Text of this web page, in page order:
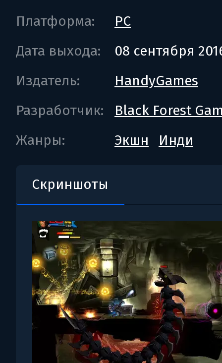
Платформа:
PC
Дата выхода:
08 сентября
Издатель:
HandyGames
Разработчик:
Black Forest
Жанры:
Экшн Инди
Скриншоты